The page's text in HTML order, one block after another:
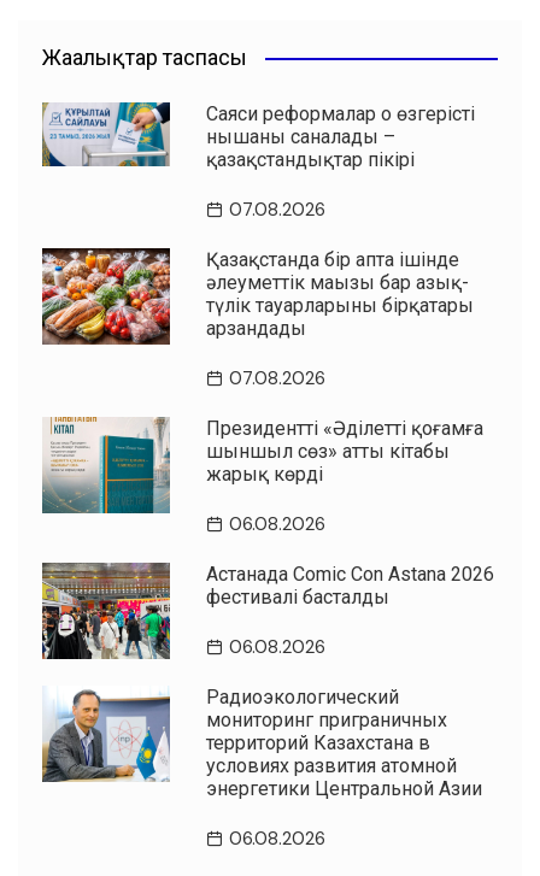
Жаңалықтар таспасы
Саяси реформалар оң өзгерістің
нышаны саналады –
қазақстандықтар пікірі
07.08.2026
Қазақстанда бір апта ішінде
әлеуметтік маңызы бар азық-
түлік тауарларының бірқатары
арзандады
07.08.2026
Президенттің «Әділетті қоғамға
шыншыл сөз» атты кітабы
жарық көрді
06.08.2026
Астанада Comic Con Astana 2026
фестивалі басталды
06.08.2026
Радиоэкологический
мониторинг приграничных
территорий Казахстана в
условиях развития атомной
энергетики Центральной Азии
06.08.2026